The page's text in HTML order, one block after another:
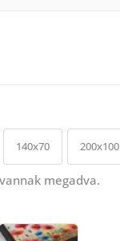
140x70 200x100
megadva.